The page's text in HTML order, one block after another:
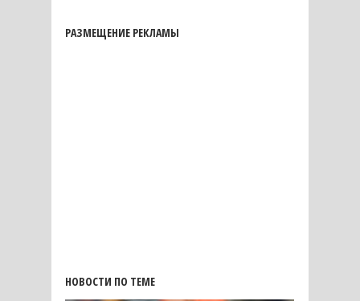
РАЗМЕЩЕНИЕ РЕКЛАМЫ
НОВОСТИ ПО ТЕМЕ